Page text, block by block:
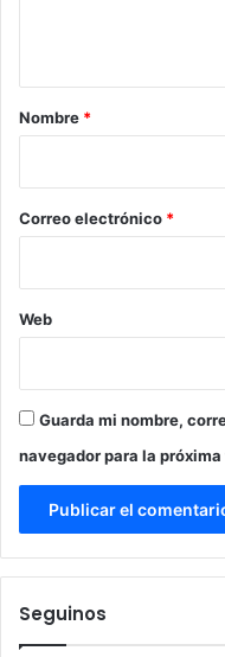
r
*
Nombre *
Correo electrónico *
Web
Guarda mi nombre,
navegador para la
Seguinos